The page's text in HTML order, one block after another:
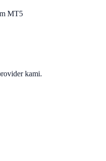
MT5
kami.